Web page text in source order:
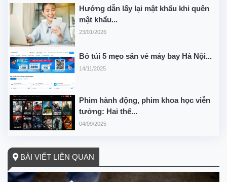
Hướng dẫn lấy lại mật khẩu khi quên
mật khẩu...
23/01/2026
Bỏ túi 5 mẹo săn vé máy bay Hà Nội...
14/11/2025
Phim hành động, phim khoa học viễn
tưởng: Hai thể...
04/09/2025
BÀI VIẾT LIÊN QUAN